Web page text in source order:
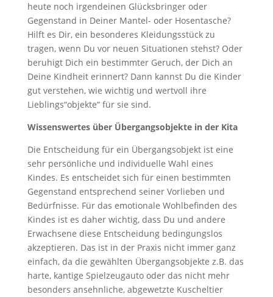
heute noch irgendeinen Glücksbringer oder
Gegenstand in Deiner Mantel- oder Hosentasche?
Hilft es Dir, ein besonderes Kleidungsstück zu
tragen, wenn Du vor neuen Situationen stehst? Oder
beruhigt Dich ein bestimmter Geruch, der Dich an
Deine Kindheit erinnert? Dann kannst Du die Kinder
gut verstehen, wie wichtig und wertvoll ihre
Lieblings“objekte“ für sie sind.
Wissenswertes über Übergangsobjekte in der Kita
Die Entscheidung für ein Übergangsobjekt ist eine
sehr persönliche und individuelle Wahl eines
Kindes. Es entscheidet sich für einen bestimmten
Gegenstand entsprechend seiner Vorlieben und
Bedürfnisse. Für das emotionale Wohlbefinden des
Kindes ist es daher wichtig, dass Du und andere
Erwachsene diese Entscheidung bedingungslos
akzeptieren. Das ist in der Praxis nicht immer ganz
einfach, da die gewählten Übergangsobjekte z.B. das
harte, kantige Spielzeugauto oder das nicht mehr
besonders ansehnliche, abgewetzte Kuscheltier